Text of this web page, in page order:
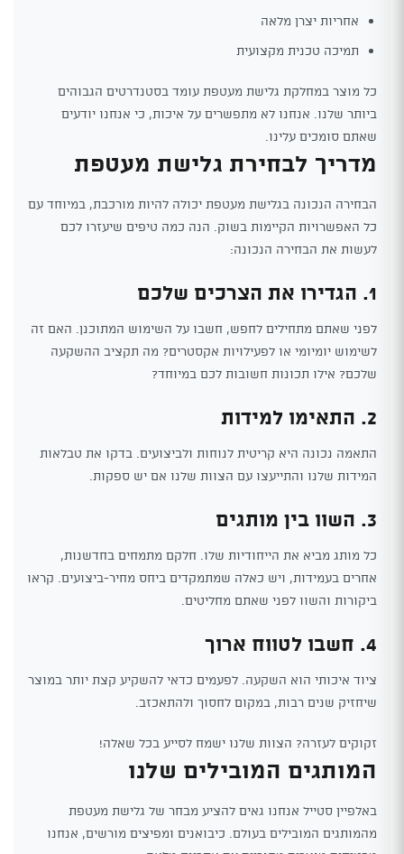
אחריות יצרן מלאה
תמיכה טכנית מקצועית
כל מוצר במחלקת גלישת מעטפת עומד בסטנדרטים הגבוהים
ביותר שלנו. אנחנו לא מתפשרים על איכות, כי אנחנו יודעים
שאתם סומכים עלינו.
מדריך לבחירת גלישת מעטפת
הבחירה הנכונה בגלישת מעטפת יכולה להיות מורכבת, במיוחד עם
כל האפשרויות הקיימות בשוק. הנה כמה טיפים שיעזרו לכם
לעשות את הבחירה הנכונה:
1. הגדירו את הצרכים שלכם
לפני שאתם מתחילים לחפש, חשבו על השימוש המתוכנן. האם זה
לשימוש יומיומי או לפעילויות אקסטרים? מה תקציב ההשקעה
שלכם? אילו תכונות חשובות לכם במיוחד?
2. התאימו למידות
התאמה נכונה היא קריטית לנוחות ולביצועים. בדקו את טבלאות
המידות שלנו והתייעצו עם הצוות שלנו אם יש ספקות.
3. השוו בין מותגים
כל מותג מביא את הייחודיות שלו. חלקם מתמחים בחדשנות,
אחרים בעמידות, ויש כאלה שמתמקדים ביחס מחיר-ביצועים. קראו
ביקורות והשוו לפני שאתם מחליטים.
4. חשבו לטווח ארוך
ציוד איכותי הוא השקעה. לפעמים כדאי להשקיע קצת יותר במוצר
שיחזיק שנים רבות, במקום לחסוך ולהתאכזב.
זקוקים לעזרה? הצוות שלנו ישמח לסייע בכל שאלה!
המותגים המובילים שלנו
באלפיין סטייל אנחנו גאים להציע מבחר של גלישת מעטפת
מהמותגים המובילים בעולם. כיבואנים ומפיצים מורשים, אנחנו